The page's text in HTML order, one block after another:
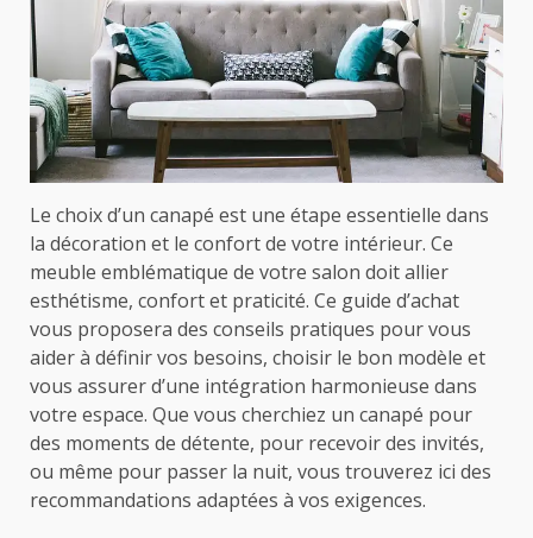
Le choix d’un canapé est une étape essentielle dans
la décoration et le confort de votre intérieur. Ce
meuble emblématique de votre salon doit allier
esthétisme, confort et praticité. Ce guide d’achat
vous proposera des conseils pratiques pour vous
aider à définir vos besoins, choisir le bon modèle et
vous assurer d’une intégration harmonieuse dans
votre espace. Que vous cherchiez un canapé pour
des moments de détente, pour recevoir des invités,
ou même pour passer la nuit, vous trouverez ici des
recommandations adaptées à vos exigences.